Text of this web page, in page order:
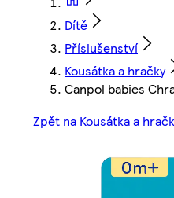
Dítě
Příslušenství
Kousátka a hračky
Canpol babies
Zpět na Kousátka a